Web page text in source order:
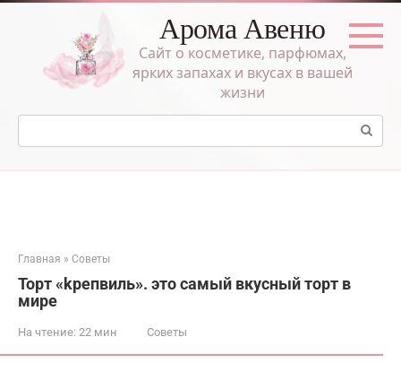
Перейти
Арома Авеню
Сайт о косметике, парфюмах,
ярких запахах и вкусах в вашей
жизни
Поиск:
Главная » Советы
Торт «kрепвиль». это самый вкусный торт в
мире
На чтение: 22 мин Советы